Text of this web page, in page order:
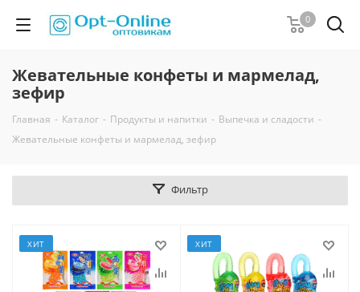
0
Жевательные конфеты и мармелад,
зефир
Главная - Каталог - Продукты и напитки - Выпечка и сладости -
Жевательные конфеты и мармелад, зефир
Фильтр
ХИТ ХИТ